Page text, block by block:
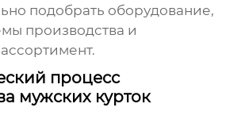
подобрать оборудование,
производства и
процесс
мужских курток